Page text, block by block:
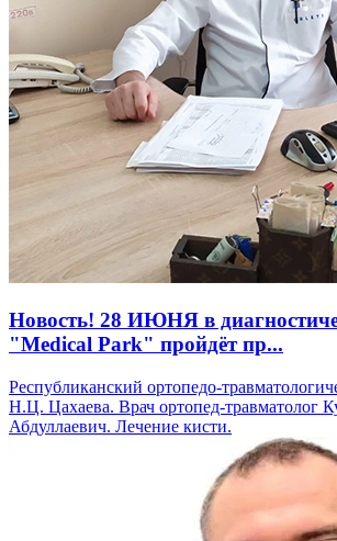
Новость! 28 ИЮНЯ в
"Medical Park" пройдёт пр...
Республиканский ортопедо-
Н.Ц. Цахаева. Врач ортопед-травматолог
Абдуллаевич. Лечение кисти.